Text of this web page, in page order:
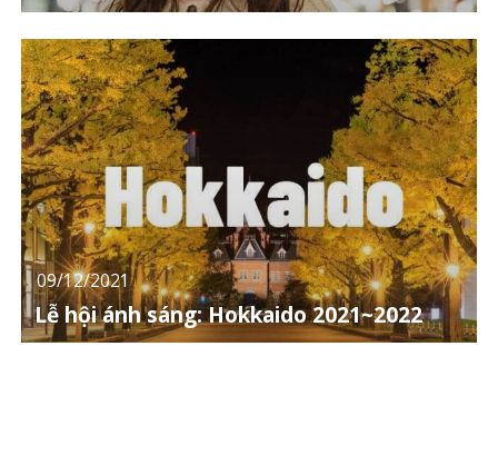
09/12/2021
Lễ hội ánh sáng: Hokkaido 2021~2022